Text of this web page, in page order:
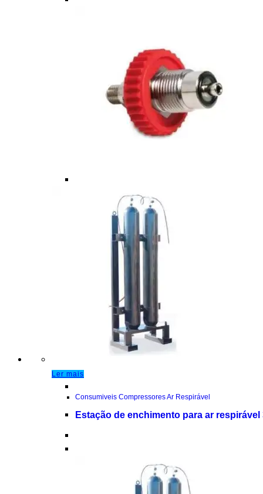
Ler mais
Consumiveis Compressores Ar Respirável
Estação de enchimento para ar respirável